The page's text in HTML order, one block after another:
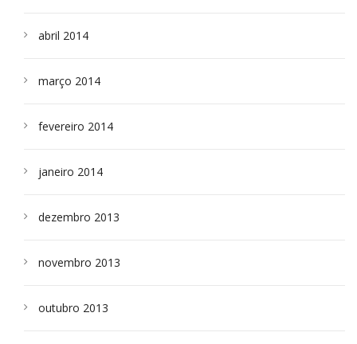
abril 2014
março 2014
fevereiro 2014
janeiro 2014
dezembro 2013
novembro 2013
outubro 2013